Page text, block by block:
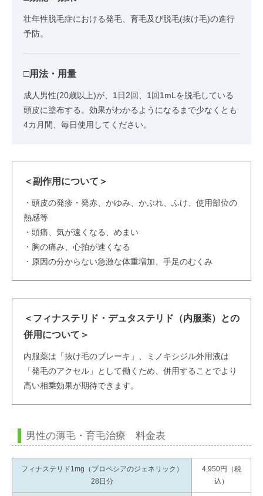
壮年性脱毛症における発毛、育毛及び脱毛(抜け毛)の進行
予防。
□用法・用量
成人男性(20歳以上)が、1日2回、1回1mLを脱毛している
頭皮に塗布する。効果がわかるようになるまで少なくとも
4カ月間、毎日使用してください。
＜副作用について＞
・頭皮の発疹・発赤、かゆみ、かぶれ、ふけ、使用部位の
熱感等
・頭痛、気が遠くなる、めまい
・胸の痛み、心拍が速くなる
・原因の分からない急激な体重増加、手足のむくみ
＜フィナステリド・デュタステリド（内服薬）との
併用について＞
内服薬は「抜け毛のブレーキ」、ミノキシジル外用液は
「発毛のアクセル」として働くため、併用することでより
高い相乗効果が期待できます。
男性の薄毛・育毛治療 料金表
フィナステリド1mg（プロペシアのジェネリック）
28日分
4,950円（税
込）